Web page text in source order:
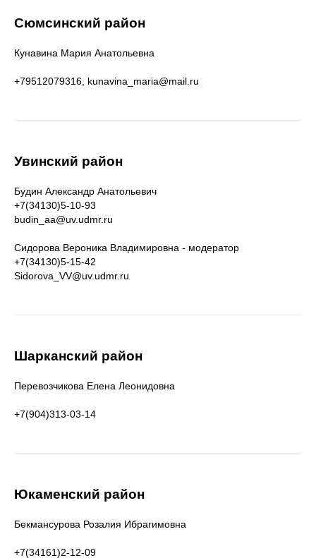
Сюмсинский район
Кунавина Мария Анатольевна
+79512079316, kunavina_maria@mail.ru
Увинский район
Будин Александр Анатольевич
+7(34130)5-10-93
budin_aa@uv.udmr.ru
Сидорова Вероника Владимировна - модератор
+7(34130)5-15-42
Sidorova_VV@uv.udmr.ru
Шарканский район
Перевозчикова Елена Леонидовна
+7(904)313-03-14
Юкаменский район
Бекмансурова Розалия Ибрагимовна
+7(34161)2-12-09